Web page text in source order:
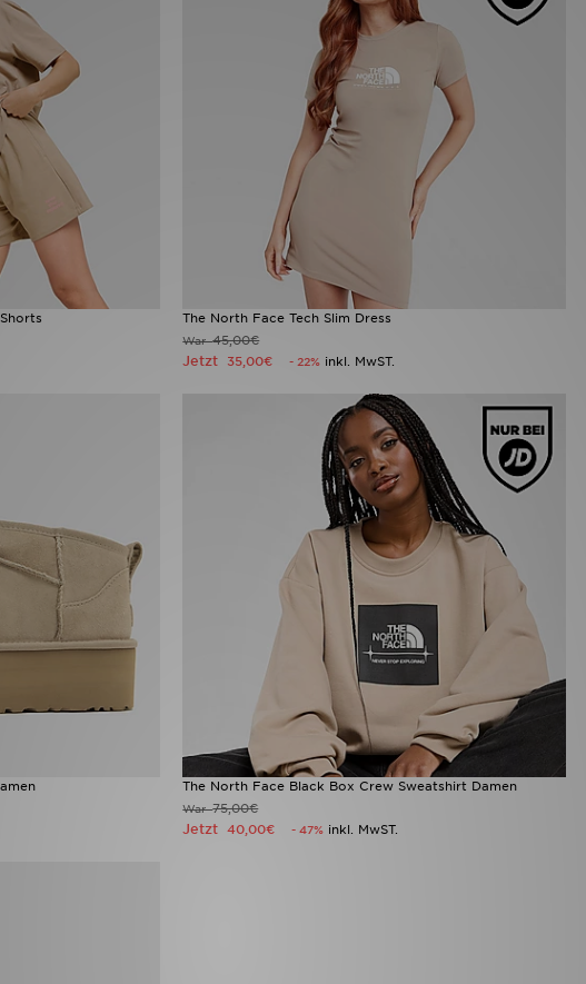
The North Face Tech Slim Dress
War45,00€
Jetzt 35,00€ - 22% inkl. MwST.
The North Face Black Box Crew Sweatshirt Damen
War75,00€
Jetzt40,00€ - 47% inkl. MwST.